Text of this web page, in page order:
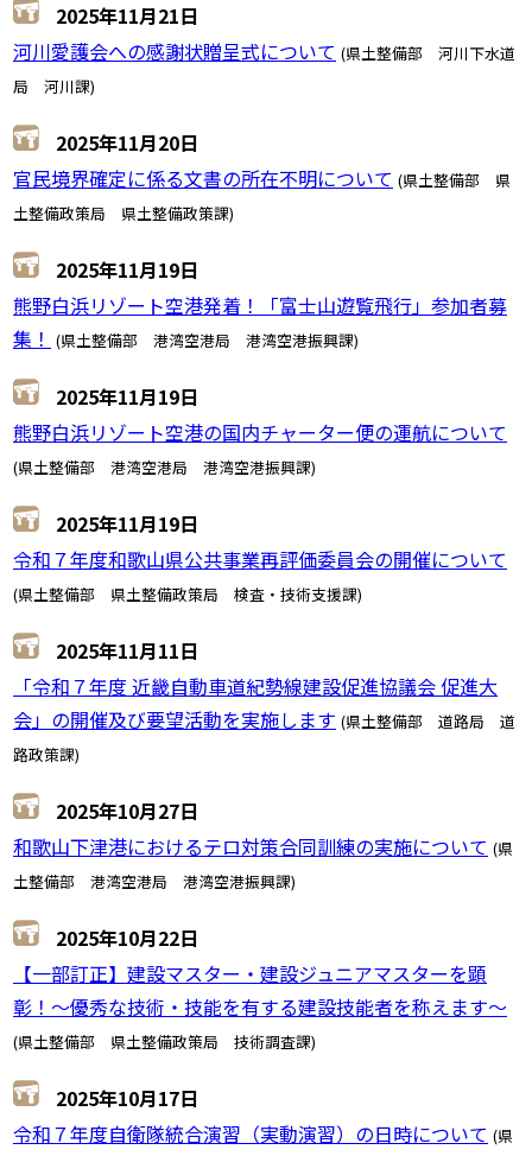
2025年11月21日
河川愛護会への感謝状贈呈式について (県土整備部 河川下水道
局 河川課)
2025年11月20日
官民境界確定に係る文書の所在不明について (県土整備部 県
土整備政策局 県土整備政策課)
2025年11月19日
熊野白浜リゾート空港発着！「富士山遊覧飛行」参加者募
集！ (県土整備部 港湾空港局 港湾空港振興課)
2025年11月19日
熊野白浜リゾート空港の国内チャーター便の運航について
(県土整備部 港湾空港局 港湾空港振興課)
2025年11月19日
令和７年度和歌山県公共事業再評価委員会の開催について
(県土整備部 県土整備政策局 検査・技術支援課)
2025年11月11日
「令和７年度 近畿自動車道紀勢線建設促進協議会 促進大
会」の開催及び要望活動を実施します (県土整備部 道路局 道
路政策課)
2025年10月27日
和歌山下津港におけるテロ対策合同訓練の実施について (県
土整備部 港湾空港局 港湾空港振興課)
2025年10月22日
【一部訂正】建設マスター・建設ジュニアマスターを顕
彰！～優秀な技術・技能を有する建設技能者を称えます～
(県土整備部 県土整備政策局 技術調査課)
2025年10月17日
令和７年度自衛隊統合演習（実動演習）の日時について (県